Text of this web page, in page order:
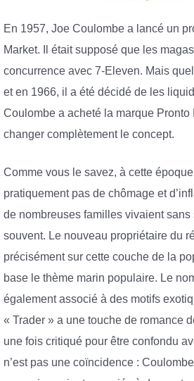
En 1957, Joe Coulombe a lancé un
Market. Il était supposé que les
concurrence avec 7-Eleven. Mais
et en 1966, il a été décidé de les
Coulombe a acheté la marque
changer complètement le concept.
Comme vous le savez, à cette
pratiquement pas de chômage et
de nombreuses familles vivaient
souvent. Le nouveau propriétaire du
précisément sur cette couche de la
base le thème marin populaire. Le
également associé à des motifs
« Trader » a une touche de romance
une fois critiqué pour être confondu
n’est pas une coïncidence :